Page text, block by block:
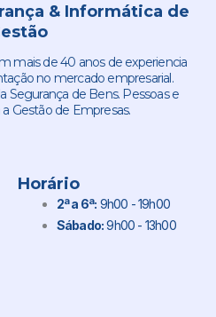
& Informática de
mais de 40 anos de experiencia
no mercado empresarial.
Segurança de Bens. Pessoas e
Gestão de Empresas.
Horário
2ª a 6ª: 9h00 - 19h00
Sábado:9h00 - 13h00